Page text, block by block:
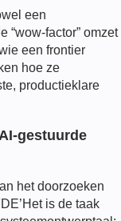
een
“wow-factor” omzet
een frontier
hoe ze
productieklare
gestuurde
het doorzoeken
’Het is de taak